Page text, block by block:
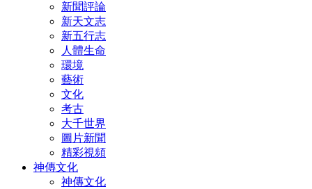
新聞評論
新天文志
新五行志
人體生命
環境
藝術
文化
考古
大千世界
圖片新聞
精彩視頻
神傳文化
神傳文化